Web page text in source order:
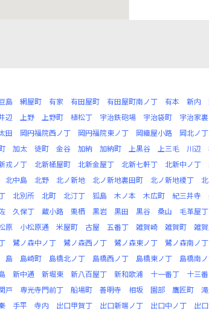
島 網屋町 有家 有田屋町 有田屋町南ノ丁 有本 新内
辺 上野 上野町 植松丁 宇治鉄砲場 宇治袋町 宇治家裏
田 岡円福院西ノ丁 岡円福院東ノ丁 岡織屋小路 岡北ノ丁
加太 徒町 金谷 加納 加納町 上黒谷 上三毛 川辺
戎ノ丁 北新桶屋町 北新金屋丁 北新七軒丁 北新中ノ丁
北中島 北野 北ノ新地 北ノ新地裏田町 北ノ新地榎丁
北別所 北町 北汀丁 狐島 木ノ本 木広町 紀三井寺
久保丁 蔵小路 栗栖 黒岩 黒田 黒谷 桑山 毛革屋丁
原 小松原通 米屋町 古屋 五番丁 雑賀崎 雑賀町 雑
鷺ノ森中ノ丁 鷺ノ森西ノ丁 鷺ノ森東ノ丁 鷺ノ森南ノ丁
島 島崎町 島橋北ノ丁 島橋西ノ丁 島橋東ノ丁 島橋南
新中通 新堀東 新八百屋丁 新和歌浦 十一番丁 十三
戸 専光寺門前丁 船場町 善明寺 相坂 園部 鷹匠町
手平 寺内 出口甲賀丁 出口新端ノ丁 出口中ノ丁 出